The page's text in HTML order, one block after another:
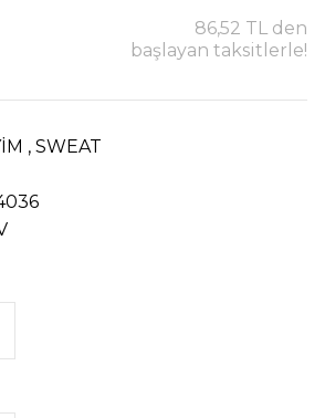
86,52 TL den
başlayan taksitlerle!
, SWEAT